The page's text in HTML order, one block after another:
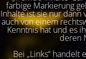
farbige Markierung
Inhalte ist sie nur dann
auch von einem
Kenntnis hat und es
deren
Bei „Links“ handelt